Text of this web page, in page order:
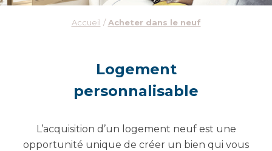
Accueil Acheter dans le neuf
Logement
personnalisable
L’acquisition d’un logement neuf est une
opportunité unique de créer un bien qui vous